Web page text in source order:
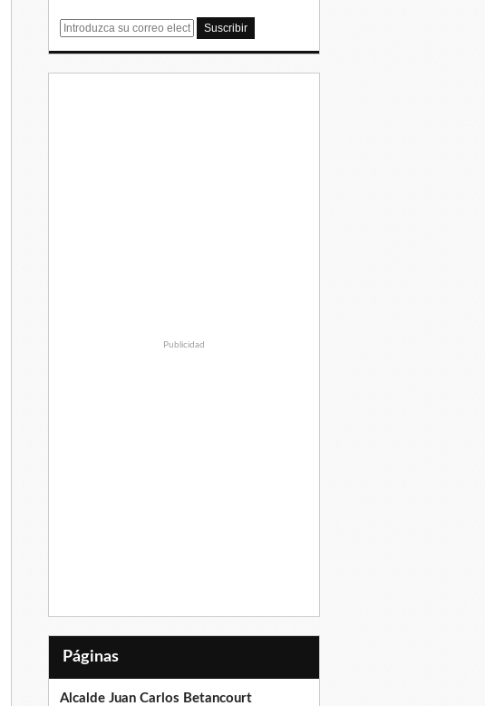
E
Publicidad
Páginas
Alcalde Juan Carlos Betancourt